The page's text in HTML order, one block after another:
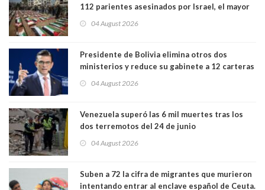
112 parientes asesinados por Israel, el mayor
muertos figuran 44 niños y nueve ancianos
04 August 2026
Presidente de Bolivia elimina otros dos
ministerios y reduce su gabinete a 12 carteras
04 August 2026
Venezuela superó las 6 mil muertes tras los
dos terremotos del 24 de junio
04 August 2026
Suben a 72 la cifra de migrantes que murieron
intentando entrar al enclave español de Ceuta.